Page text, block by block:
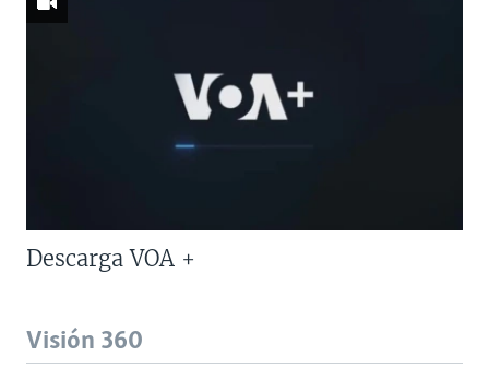
Descarga VOA +
Visión 360